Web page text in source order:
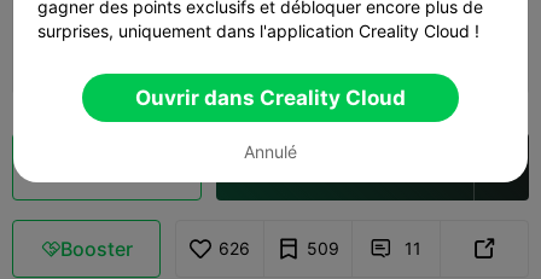
Couche de 0,2 mm, 2 parois, 10 % de
remplissage
Booster 626 509  11 
gagner des points exclusifs et débloquer encore plus de
surprises, uniquement dans l'application Creality Cloud !
Ouvrir dans Creality Cloud
Annulé